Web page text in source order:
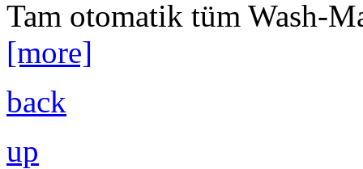
Tam otomatik tüm Wash-
[more]
back
up